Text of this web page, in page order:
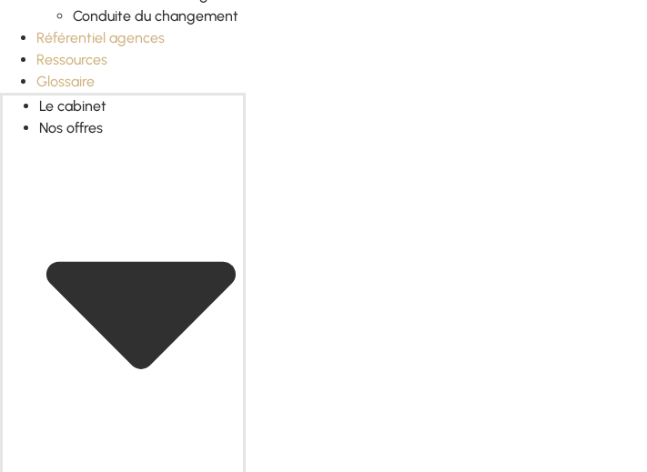
Conduite du changement
Référentiel agences
Ressources
Glossaire
Le cabinet
Nos offres